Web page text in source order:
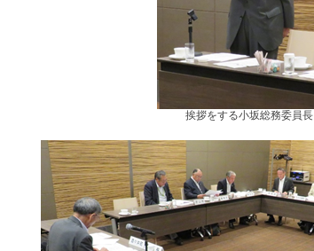
挨拶をする小坂総務委員長